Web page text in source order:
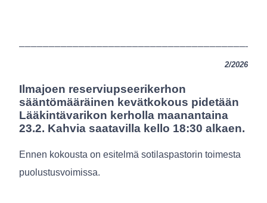
2/2026
Ilmajoen reserviupseerikerhon
sääntömääräinen kevätkokous pidetään
Lääkintävarikon kerholla maanantaina
23.2. Kahvia saatavilla kello 18:30 alkaen.
Ennen kokousta on esitelmä sotilaspastorin toimesta
puolustusvoimissa.